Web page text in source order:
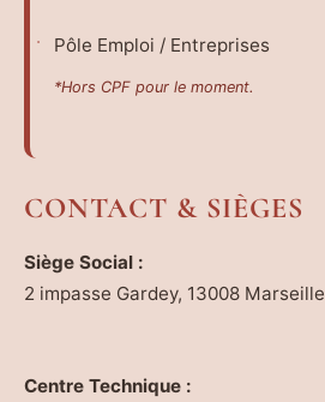
Pôle Emploi / Entreprises
*Hors CPF pour le moment.
CONTACT & SIÈGES
Siège Social :
2 impasse Gardey, 13008 Marseille
Centre Technique :